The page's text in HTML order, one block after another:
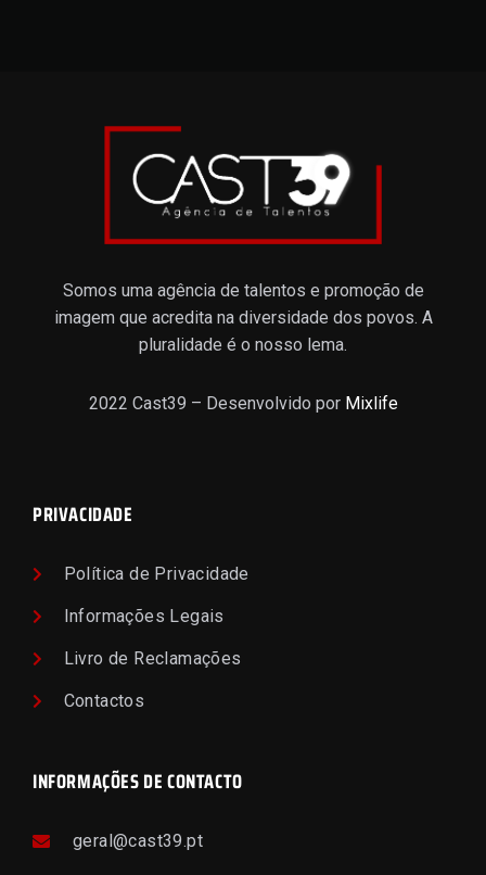
Somos uma agência de talentos e promoção de
imagem que acredita na diversidade dos povos. A
pluralidade é o nosso lema.
2022 Cast39 – Desenvolvido por Mixlife
PRIVACIDADE
Política de Privacidade
Informações Legais
Livro de Reclamações
Contactos
INFORMAÇÕES DE CONTACTO
geral@cast39.pt